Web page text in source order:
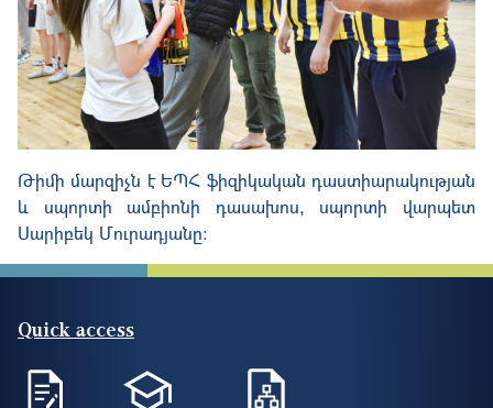
Թիմի մարզիչն է ԵՊՀ ֆիզիկական դաստիարակության
և սպորտի ամբիոնի դասախոս, սպորտի վարպետ
Սարիբեկ Մուրադյանը:
Quick access